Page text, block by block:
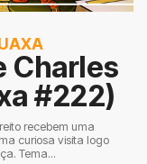
Charles
#222)
recebem uma
curiosa visita logo
Tema...